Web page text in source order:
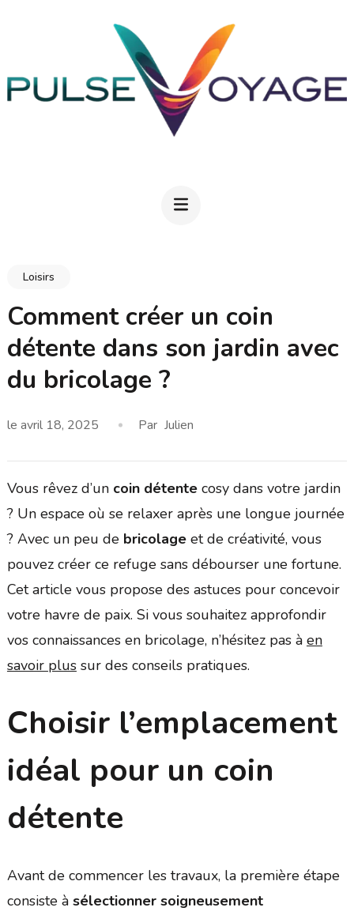
(Pressez
Loisirs
Comment créer un coin
détente dans son jardin avec
du bricolage ?
le avril 18, 2025 Par Julien
Vous rêvez d’un coin détentecosy dans votre jardin
? Un espace où se relaxer après une longue journée
? Avec un peu de bricolageet de créativité, vous
pouvez créer ce refuge sans débourser une fortune.
Cet article vous propose des astuces pour concevoir
votre havre de paix. Si vous souhaitez approfondir
vos connaissances en bricolage, n’hésitez pas à en
savoir plussur des conseils pratiques.
Choisir l’emplacement
idéal pour un coin
détente
Avant de commencer les travaux, la première étape
consiste à sélectionner soigneusement